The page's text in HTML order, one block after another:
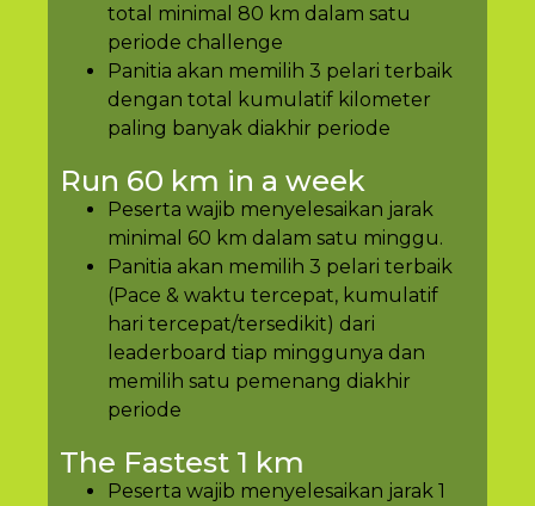
total minimal 80 km dalam satu
periode challenge
Panitia akan memilih 3 pelari terbaik
dengan total kumulatif kilometer
paling banyak diakhir periode
Run 60 km in a week
Peserta wajib menyelesaikan jarak
minimal 60 km dalam satu minggu.
Panitia akan memilih 3 pelari terbaik
(Pace & waktu tercepat, kumulatif
hari tercepat/tersedikit) dari
leaderboard tiap minggunya dan
memilih satu pemenang diakhir
periode
The Fastest 1 km
Peserta wajib menyelesaikan jarak 1